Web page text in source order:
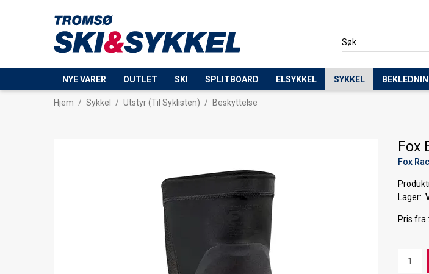
NYE VARER OUTLET SKI SPLITBOARD ELSYKKEL SYKKEL
Hjem / Sykkel / Utstyr (Til Syklisten) / Beskyttelse
Fox
Fox
Lager
Pris fra